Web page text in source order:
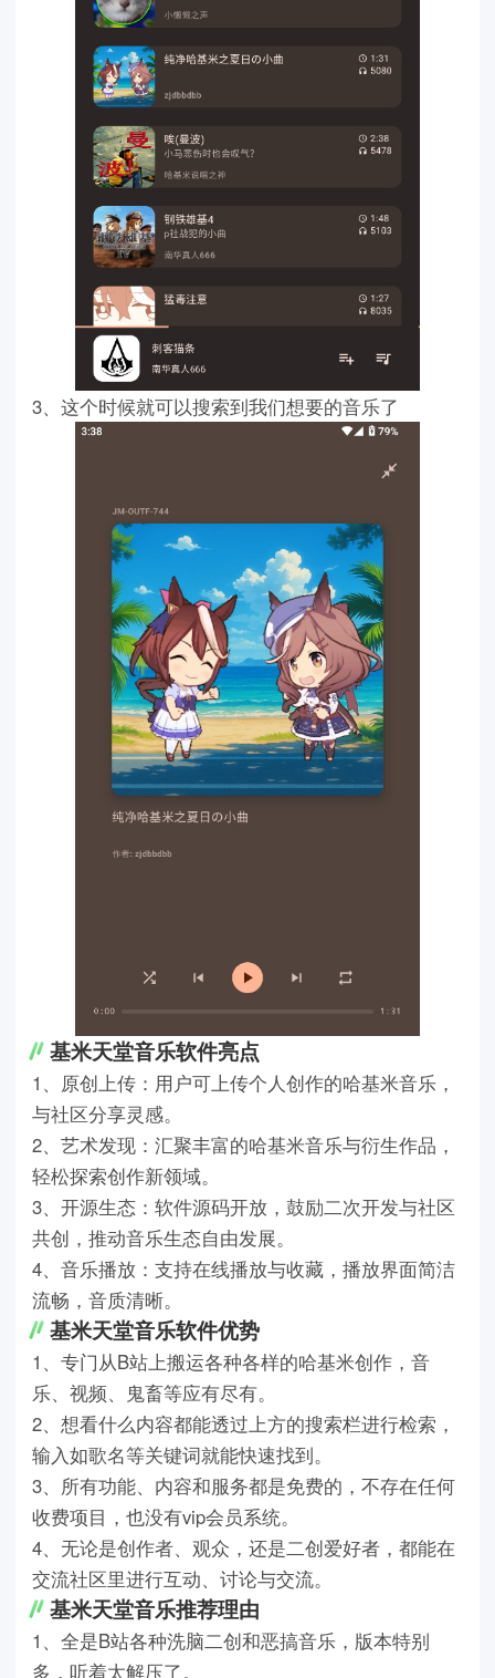
3、这个时候就可以搜索到我们想要的音乐了
基米天堂音乐软件亮点
1、原创上传：用户可上传个人创作的哈基米音乐，
与社区分享灵感。
2、艺术发现：汇聚丰富的哈基米音乐与衍生作品，
轻松探索创作新领域。
3、开源生态：软件源码开放，鼓励二次开发与社区
共创，推动音乐生态自由发展。
4、音乐播放：支持在线播放与收藏，播放界面简洁
流畅，音质清晰。
基米天堂音乐软件优势
1、专门从B站上搬运各种各样的哈基米创作，音
乐、视频、鬼畜等应有尽有。
2、想看什么内容都能透过上方的搜索栏进行检索，
输入如歌名等关键词就能快速找到。
3、所有功能、内容和服务都是免费的，不存在任何
收费项目，也没有vip会员系统。
4、无论是创作者、观众，还是二创爱好者，都能在
交流社区里进行互动、讨论与交流。
基米天堂音乐推荐理由
1、全是B站各种洗脑二创和恶搞音乐，版本特别
多，听着太解压了。